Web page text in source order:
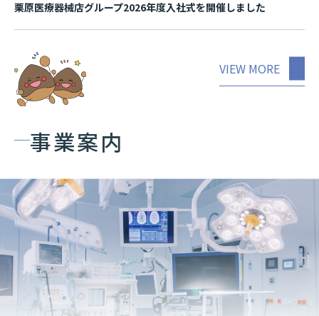
栗原医療器械店グループ2026年度入社式を開催し ま し た
VIEW MORE
事業案内